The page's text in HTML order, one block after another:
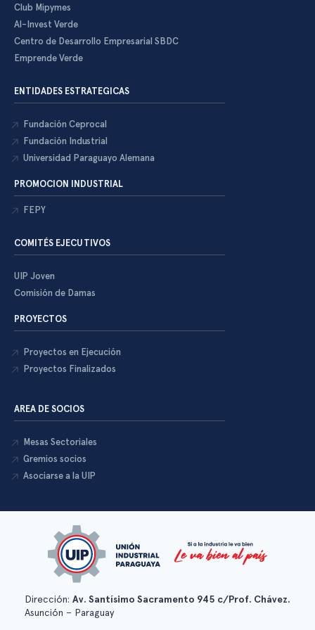
Club Mipymes
Al-Invest Verde
Centro de Desarrollo Empresarial SBDC
Emprende Verde
ENTIDADES ESTRATEGICAS
Fundación Ceprocal
Fundación Industrial
Universidad Paraguayo Alemana
PROMOCION INDUSTRIAL
FEPY
COMITÉS EJECUTIVOS
UIP Joven
Comisión de Damas
PROYECTOS
Proyectos en Ejecución
Proyectos Finalizados
AREA DE SOCIOS
Mesas Sectoriales
Gremios socios
Asociarse a la UIP
Dirección: Av. Santísimo Sacramento 945 c/Prof. Chávez.
Asunción – Paraguay